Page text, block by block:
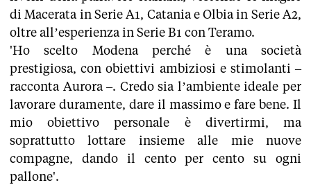
di Macerata in Serie A1, Catania e Olbia in Serie A2,
oltre all’esperienza in Serie B1 con Teramo.
'Ho scelto Modena perché è una società
prestigiosa, con obiettivi ambiziosi e stimolanti –
racconta Aurora –. Credo sia l’ambiente ideale per
lavorare duramente, dare il massimo e fare bene. Il
mio obiettivo personale è divertirmi, ma
soprattutto lottare insieme alle mie nuove
compagne, dando il cento per cento su ogni
pallone'.